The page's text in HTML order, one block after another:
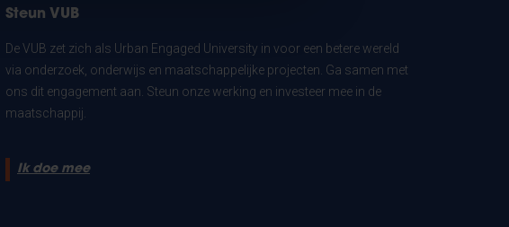
Steun VUB
De VUB zet zich als Urban Engaged University in voor een betere wereld
via onderzoek, onderwijs en maatschappelijke projecten. Ga samen met
ons dit engagement aan. Steun onze werking en investeer mee in de
maatschappij.
Ik doe mee